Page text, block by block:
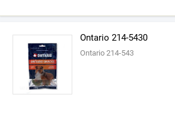
Ontario 214-5430
Ontario 214-543